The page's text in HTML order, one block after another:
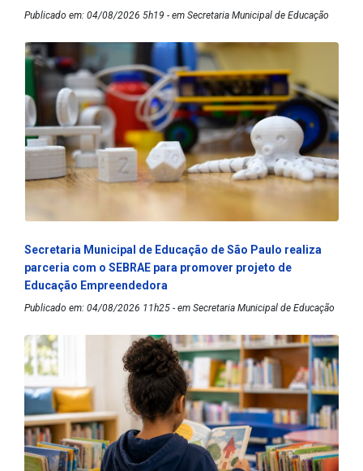
Publicado em: 04/08/2026 5h19 - em Secretaria Municipal de Educação
Secretaria Municipal de Educação de São Paulo realiza
parceria com o SEBRAE para promover projeto de
Educação Empreendedora
Publicado em: 04/08/2026 11h25 - em Secretaria Municipal de Educação